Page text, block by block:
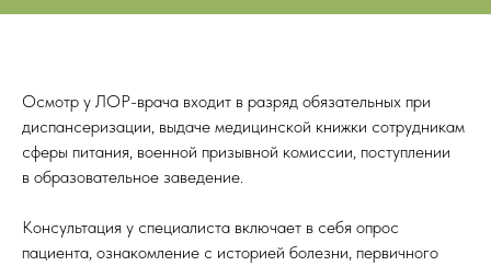
Осмотр у ЛОР-врача входит в разряд обязательных при
диспансеризации, выдаче медицинской книжки сотрудникам
сферы питания, военной призывной комиссии, поступлении
в образовательное заведение.
Консультация у специалиста включает в себя опрос
пациента, ознакомление с историей болезни, первичного